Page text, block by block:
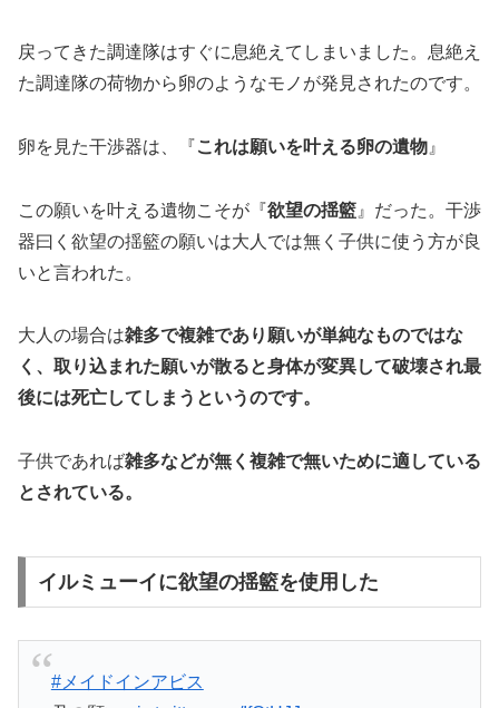
戻ってきた調達隊はすぐに息絶えてしまいました。息絶え
た調達隊の荷物から卵のようなモノが発見されたのです。
卵を見た干渉器は、『これは願いを叶える卵の遺物 』
この願いを叶える遺物こそが『欲望の揺籃 』だった。干渉
器曰く欲望の揺籃の願いは大人では無く子供に使う方が良
いと言われた。
大人の場合は雑多で複雑であり願いが単純なものではな
く、取り込まれた願いが散ると身体が変異して破壊され最
後には死亡してしまうというのです。
子供であれば雑多などが無く複雑で無いために適している
とされている。
イルミューイに欲望の揺籃を使用した
#メイドインアビス